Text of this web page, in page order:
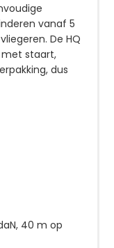
vanaf 5
De HQ
met staart,
dus
40 m op